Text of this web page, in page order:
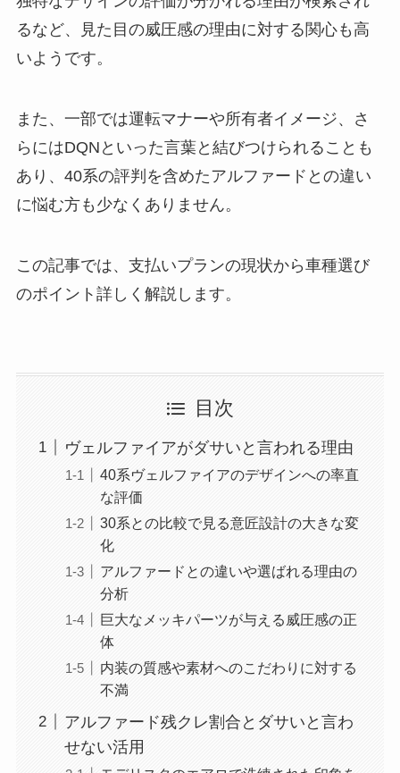
るなど、見た目の威圧感の理由に対する関心も高
いようです。
また、一部では運転マナーや所有者イメージ、さ
らにはDQNといった言葉と結びつけられることも
あり、40系の評判を含めたアルファードとの違い
に悩む方も少なくありません。
この記事では、支払いプランの現状から車種選び
のポイント詳しく解説します。
目次
ヴェルファイアがダサいと言われる理由
40系ヴェルファイアのデザインへの率直
な評価
30系との比較で見る意匠設計の大きな変
化
アルファードとの違いや選ばれる理由の
分析
巨大なメッキパーツが与える威圧感の正
体
内装の質感や素材へのこだわりに対する
不満
アルファード残クレ割合とダサいと言わ
せない活用